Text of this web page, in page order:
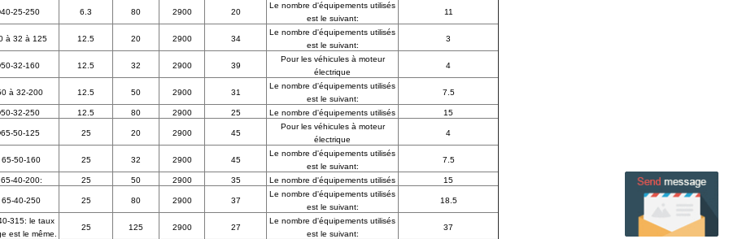
25-250 6.3 80 2900 20
Le nombre d'équipements utilisés
est le suivant:
11
à 32 à 125 12.5 20 2900 34
Le nombre d'équipements utilisés
est le suivant:
3
32-160 12.5 32 2900 39
Pour les véhicules à moteur
électrique
4
à 32-200 12.5 50 2900 31
Le nombre d'équipements utilisés
est le suivant:
7.5
32-250 12.5 80 2900 25 Le nombre d'équipements utilisés 15
50-125 25 20 2900 45
Pour les véhicules à moteur
électrique
4
65-50-160 25 32 2900 45
Le nombre d'équipements utilisés
est le suivant:
7.5
40-200: 25 50 2900 35 Le nombre d'équipements utilisés 15
65-40-250 25 80 2900 37
Le nombre d'équipements utilisés
est le suivant:
18.5
315: le taux
est le même.
25 125 2900 27
Le nombre d'équipements utilisés
est le suivant:
37